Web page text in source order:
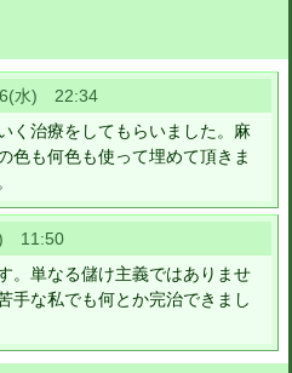
水) 22:34
く治療をしてもらいました。麻
色も何色も使って埋めて頂きま
11:50
。単なる儲け主義ではありませ
手な私でも何とか完治できまし